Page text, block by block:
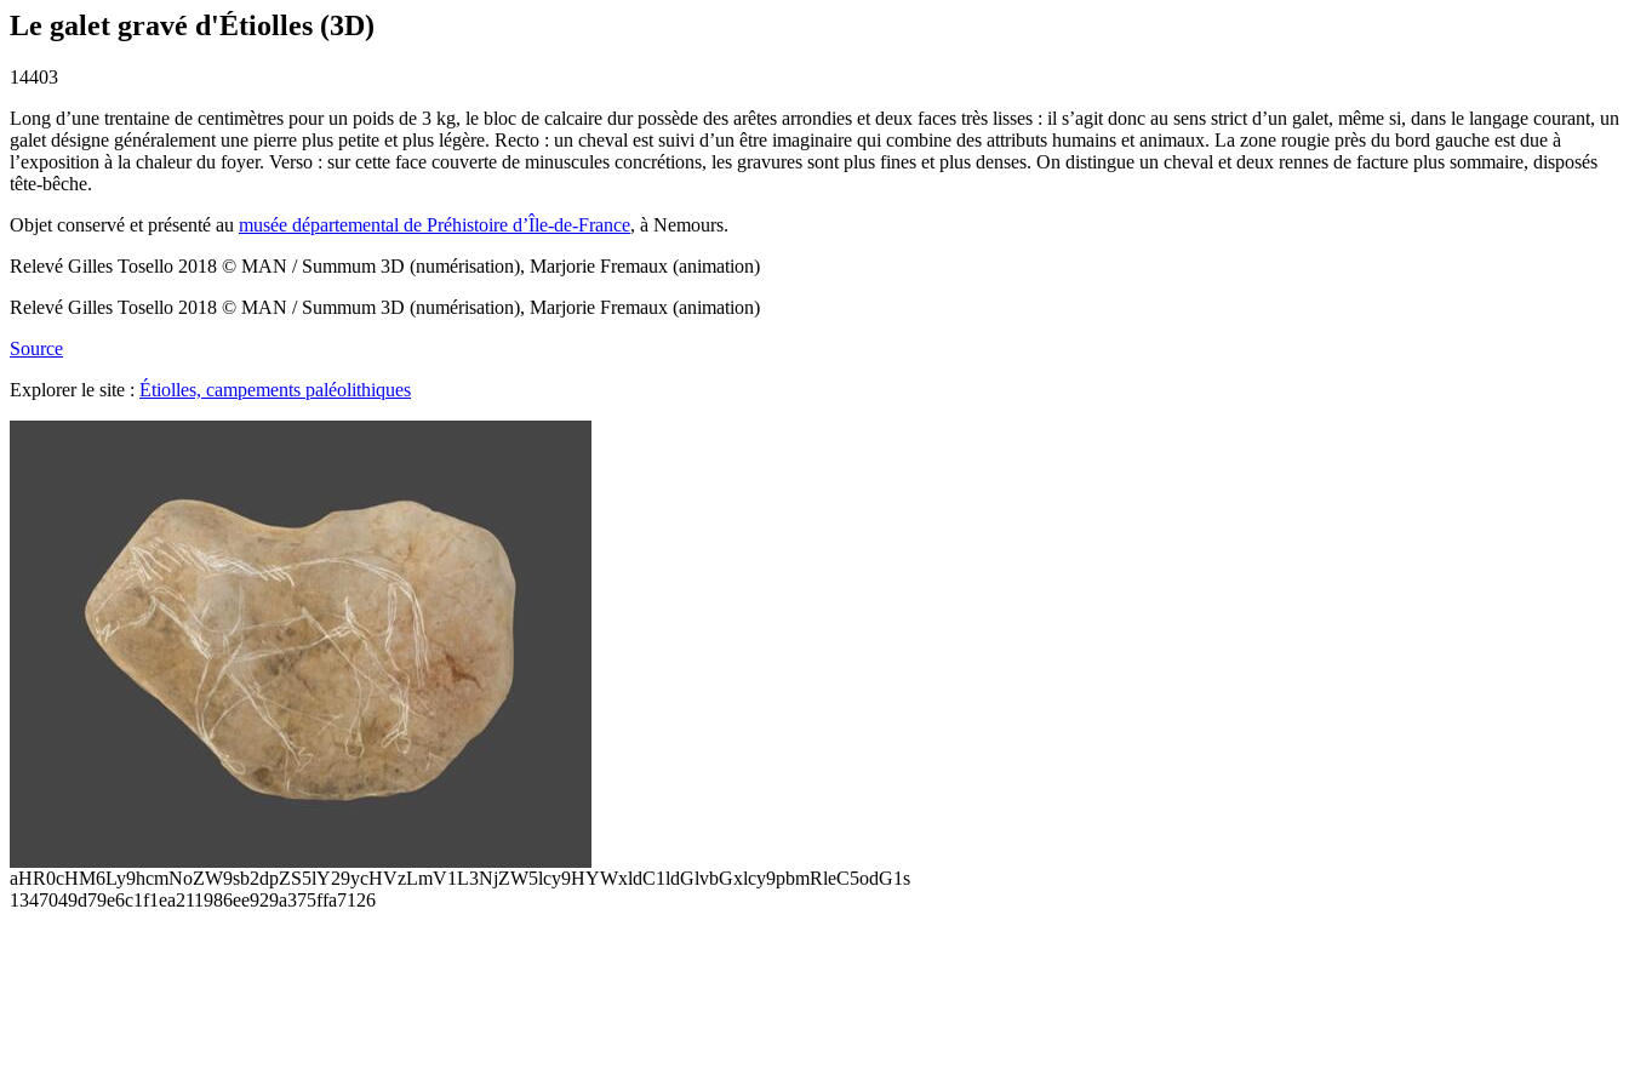
Le galet gravé d'Étiolles (3D)
14403
Long d’une trentaine de centimètres pour un poids de 3 kg, le bloc de calcaire dur possède des arêtes arrondies et deux faces très lisses : il s’agit donc au sens strict d’un galet, même si, dans le langage courant, un
galet désigne généralement une pierre plus petite et plus légère. Recto : un cheval est suivi d’un être imaginaire qui combine des attributs humains et animaux. La zone rougie près du bord gauche est due à
l’exposition à la chaleur du foyer. Verso : sur cette face couverte de minuscules concrétions, les gravures sont plus fines et plus denses. On distingue un cheval et deux rennes de facture plus sommaire, disposés
tête-bêche.
Objet conservé et présenté au musée départemental de Préhistoire d’Île-de-France, à Nemours.
Relevé Gilles Tosello 2018 © MAN / Summum 3D (numérisation), Marjorie Fremaux (animation)
Relevé Gilles Tosello 2018 © MAN / Summum 3D (numérisation), Marjorie Fremaux (animation)
Source
Explorer le site : Étiolles, campements paléolithiques
aHR0cHM6Ly9hcmNoZW9sb2dpZS5lY29ycHVzLmV1L3NjZW5lcy9HYWxldC1ldGlvbGxlcy9pbmRleC5odG1s
1347049d79e6c1f1ea211986ee929a375ffa7126